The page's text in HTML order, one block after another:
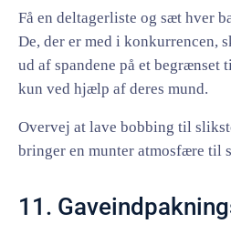
Få en deltagerliste og sæt hver
De, der er med i konkurrencen,
ud af spandene på et begrænset
kun ved hjælp af deres mund.
Overvej at lave bobbing til
bringer en munter atmosfære til
11.